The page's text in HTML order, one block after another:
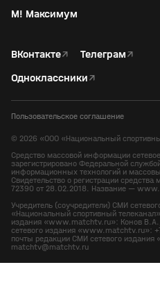
М! Максимум
ВКонтакте↗ Телеграм↗
Одноклассники↗
Пользовательское соглашение
© 2026 «ООО «Национальный
Средство массовой информации
зарегистрировано Федеральной
информационных технологий и
Свидетельство о регистрации
72390 от 28.02.2018. Название —
Учредитель (соучредители) СМИ
«Национальный спортивный
издания «www.matchtv.ru»: Конов
сетевого издания «www.matchtv.ru»:
почты редакции СМИ сетевого
matchtv@matchtv.ru